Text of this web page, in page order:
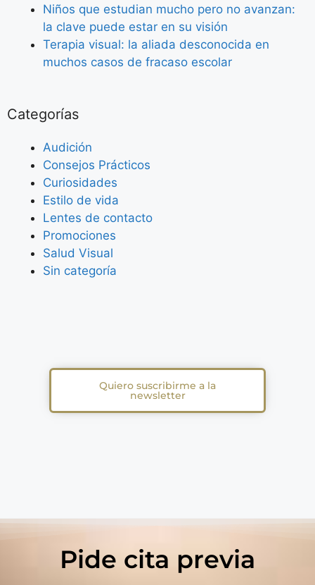
Niños que estudian mucho pero no avanzan:
la clave puede estar en su visión
Terapia visual: la aliada desconocida en
muchos casos de fracaso escolar
Categorías
Audición
Consejos Prácticos
Curiosidades
Estilo de vida
Lentes de contacto
Promociones
Salud Visual
Sin categoría
Quiero suscribirme a la
newsletter
Pide cita previa